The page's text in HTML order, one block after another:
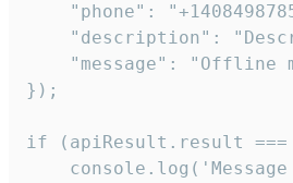
"phone":
"description":
"message": "Offline
});
if (apiResult.result